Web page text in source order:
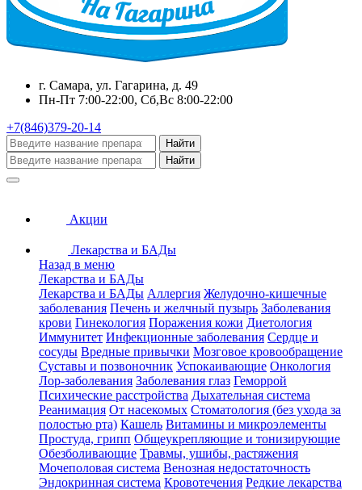
г. Самара, ул. Гагарина, д. 49
Пн-Пт 7:00-22:00, Сб,Вс 8:00-22:00
+7(846)379-20-14
Найти
Найти
Акции
Лекарства и БАДы
Назад в меню
Лекарства и БАДы
Лекарства и БАДы Аллергия Желудочно-кишечные
заболевания Печень и желчный пузырь Заболевания
крови Гинекология Поражения кожи Диетология
Иммунитет Инфекционные заболевания Сердце и
сосуды Вредные привычки Мозговое кровообращение
Суставы и позвоночник Успокаивающие Онкология
Лор-заболевания Заболевания глаз Геморрой
Психические расстройства Дыхательная система
Реанимация От насекомых Стоматология (без ухода за
полостью рта) Кашель Витамины и микроэлементы
Простуда, грипп Общеукрепляющие и тонизирующие
Обезболивающие Травмы, ушибы, растяжения
Мочеполовая система Венозная недостаточность
Эндокринная система Кровотечения Редкие лекарства